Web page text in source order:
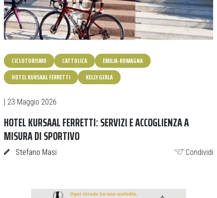
CICLOTURISMO CATTOLICA
EMILIA-ROMAGNA
HOTEL KURSAAL FERRETTI
KELLY GERLA
| 23 Maggio 2026
HOTEL KURSAAL FERRETTI: SERVIZI E ACCOGLIENZA A
MISURA DI SPORTIVO
Stefano Masi Condividi